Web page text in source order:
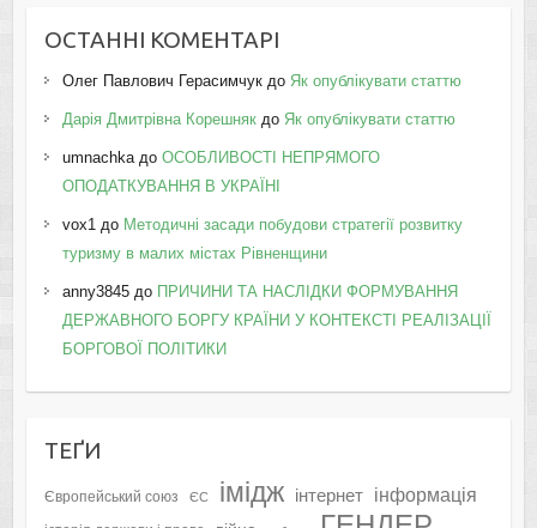
ОСТАННІ КОМЕНТАРІ
Олег Павлович Герасимчукдо Як опублікувати статтю
Дарія Дмитрівна Корешнякдо Як опублікувати статтю
umnachkaдо ОСОБЛИВОСТІ НЕПРЯМОГО
ОПОДАТКУВАННЯ В УКРАЇНІ
vox1до Методичні засади побудови стратегії розвитку
туризму в малих містах Рівненщини
anny3845до ПРИЧИНИ ТА НАСЛІДКИ ФОРМУВАННЯ
ДЕРЖАВНОГО БОРГУ КРАЇНИ У КОНТЕКСТІ РЕАЛІЗАЦІЇ
БОРГОВОЇ ПОЛІТИКИ
ТЕҐИ
Європейський союз ЄС імідж інтернет інформація